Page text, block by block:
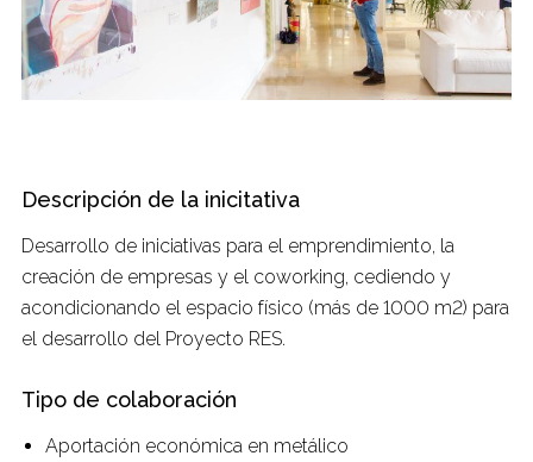
Descripción de la inicitativa
Desarrollo de iniciativas para el emprendimiento, la
creación de empresas y el coworking, cediendo y
acondicionando el espacio físico (más de 1000 m2) para
el desarrollo del Proyecto RES.
Tipo de colaboración
Aportación económica en metálico